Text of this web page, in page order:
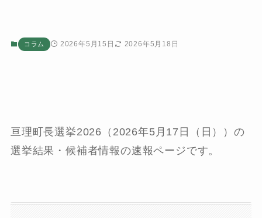
コラム 2026年5月15日 2026年5月18日
亘理町長選挙2026（2026年5月17日（日））の
選挙結果・候補者情報の速報ページです。